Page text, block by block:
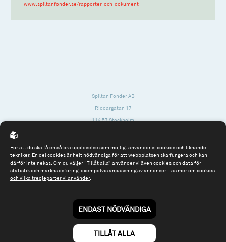
www.spiltanfonder.se/rapporter-och-dokument
Spiltan Fonder AB
Riddargatan 17
114 57 Stockholm
Tel: 08 - 545 813 40
fonder@spiltanfonder.se
Till spiltan.se
© 2026 - Spiltan Fonder AB
By Sphinxly
För att du ska få en så bra upplevelse som möjligt använder vi cookies och liknande
tekniker. En del cookies är helt nödvändiga för att webbplatsen ska fungera och kan
därför inte nekas. Om du väljer “Tillåt alla” använder vi även cookies och data för
statistik och marknadsföring, exempelvis anpassning av annonser. Läs mer om cookies
och vilka tredjeparter vi använder.
ENDAST NÖDVÄNDIGA
TILLÅT ALLA